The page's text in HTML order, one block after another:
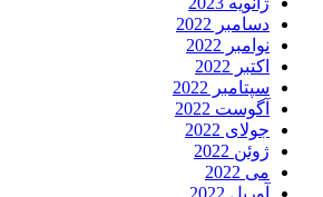
دسامبر 2022
نوامبر 2022
اکتبر 2022
سپتامبر 2022
آگوست 2022
جولای 2022
ژوئن 2022
می 2022
آوریل 2022